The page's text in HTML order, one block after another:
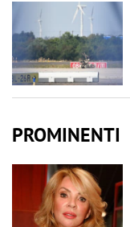
PROMINENTI